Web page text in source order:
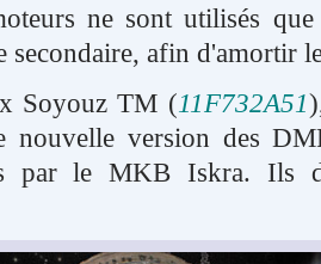
ne sont utilisés
secondaire, afin d'amortir
Soyouz TM (11F732A51
nouvelle version des
par le MKB Iskra. Ils